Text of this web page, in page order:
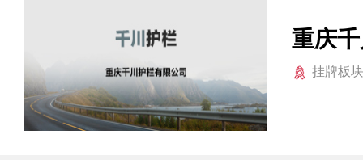
重庆
挂牌板